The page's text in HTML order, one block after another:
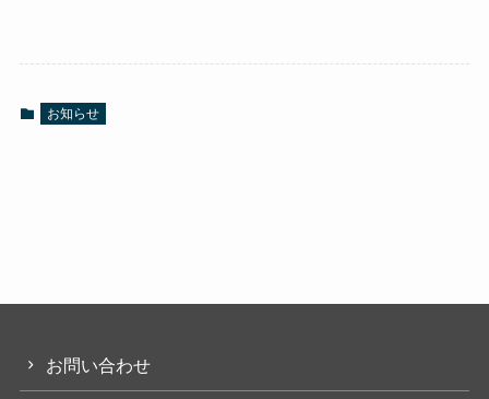
お知らせ
お問い合わせ